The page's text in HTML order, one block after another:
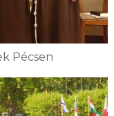
Pécsen